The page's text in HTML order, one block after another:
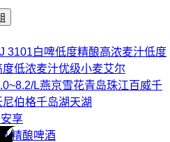
3101白啤低度精酿高浓麦汁低度
度低浓麦汁优级小麦艾尔
L燕京雪花青岛珠江百威千
尼伯格千岛湖天湖
精酿啤酒